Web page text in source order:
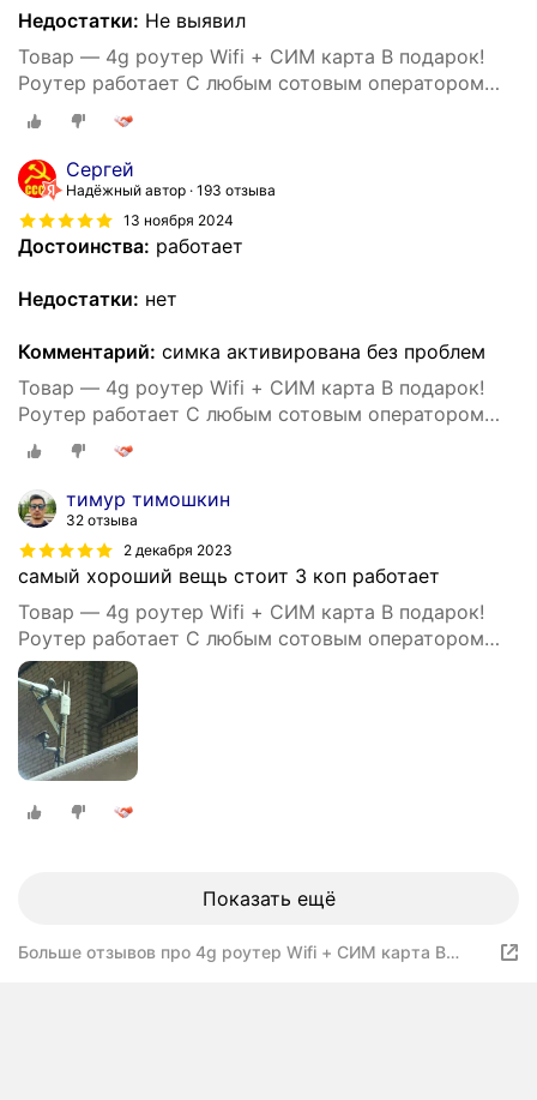
Недостатки: Не выявил
Товар — 4g роутер Wifi + СИМ карта В подарок!
Роутер работает С любым сотовым оператором
россии, крыма, СНГ. Разблокированный. НЕ
требует настроек! Прочный
Сергей
Надёжный автор 193 отзыва
13 ноября 2024
Достоинства: работает
Недостатки: нет
Комментарий: симка активирована без проблем
Товар — 4g роутер Wifi + СИМ карта В подарок!
Роутер работает С любым сотовым оператором
россии, крыма, СНГ. Разблокированный. НЕ
требует настроек! Прочный
тимур тимошкин
32 отзыва
2 декабря 2023
самый хороший вещь стоит 3 коп работает
Товар — 4g роутер Wifi + СИМ карта В подарок!
Роутер работает С любым сотовым оператором
россии, крыма, СНГ. Разблокированный. НЕ
требует настроек! Прочный
Показать ещё
Больше отзывов про 4g роутер Wifi + СИМ карта В